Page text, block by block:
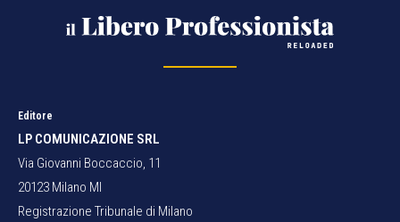
Editore
LP COMUNICAZIONE SRL
Via Giovanni Boccaccio, 11
20123 Milano MI
Registrazione Tribunale di Milano